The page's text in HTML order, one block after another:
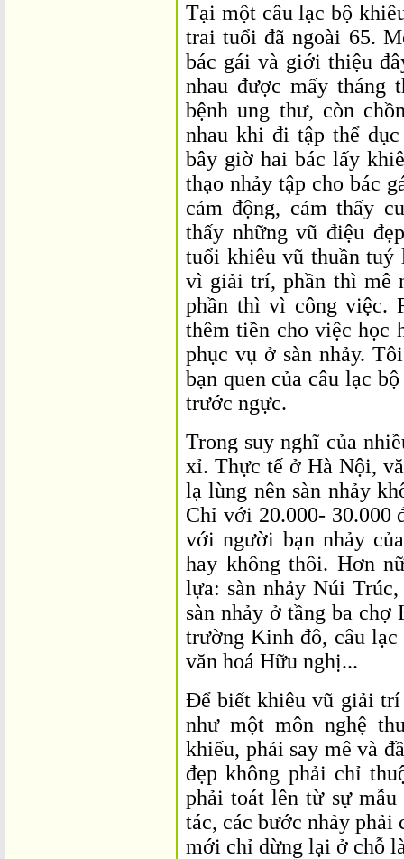
Tại một câu lạc bộ
trai tuổi đã ngoài 65.
bác gái và giới thiệu
nhau được mấy tháng
bệnh ung thư, còn
nhau khi đi tập thể
bây giờ hai bác lấy
thạo nhảy tập cho bác
cảm động, cảm thấy
thấy những vũ điệu
tuổi khiêu vũ thuần tuý
vì giải trí, phần thì mê
phần thì vì công việc.
thêm tiền cho việc học
phục vụ ở sàn nhảy.
bạn quen của câu lạc
trước ngực.
Trong suy nghĩ của
xỉ. Thực tế ở Hà Nội,
lạ lùng nên sàn nhảy
Chỉ với 20.000- 30.000
với người bạn nhảy
hay không thôi. Hơn
lựa: sàn nhảy Núi
sàn nhảy ở tầng ba
trường Kinh đô, câu lạc
văn hoá Hữu nghị...
Để biết khiêu vũ giải trí
như một môn nghệ
khiếu, phải say mê và
đẹp không phải chỉ
phải toát lên từ sự mẫu
tác, các bước nhảy
mới chỉ dừng lại ở chỗ